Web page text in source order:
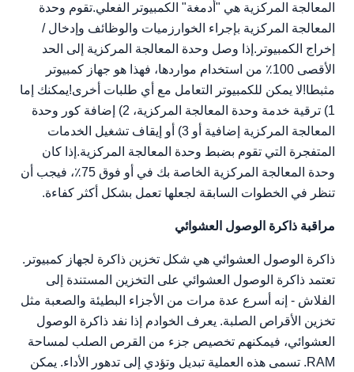
المعالجة المركزية هي "أدمغة" الكمبيوتر الفعلي.تقوم وحدة
المعالجة المركزية بإجراء الخوارزميات والوظائف وإدخال /
إخراج الكمبيوتر.إذا وصل وحدة المعالجة المركزية إلى الحد
الأقصى 100٪ من استخدام مواردها، فهذا هو جهاز كمبيوتر
مثبطا!لا يمكن للكمبيوتر التعامل مع أي طلبات أخرى!يمكنك إما
1) ترقية خدمة وحدة المعالجة المركزية، 2) إضافة كور وحدة
المعالجة المركزية إضافية أو 3) أو إيقاف تشغيل الخدمات
المتفجرة التي تقوم بضبط وحدة المعالجة المركزية.إذا كان
وحدة المعالجة المركزية الخاصة بك في أو فوق 75٪، فيجب أن
تنظر في الخطوات السابقة لجعلها تعمل بشكل أكثر كفاءة.
مراقبة ذاكرة الوصول العشوائي
ذاكرة الوصول العشوائي هي شكل تخزين ذاكرة لجهاز كمبيوتر.
تعتمد ذاكرة الوصول العشوائي على التخزين المستندة إلى
الفلاش - إنه أسرع عدة مرات من الأجزاء البطيئة والصعبة مثل
تخزين الأقراص الصلبة. يعرف الخوادم إذا نفد ذاكرة الوصول
العشوائي، فيمكنهم تخصيص جزء من القرص الصلب لمساحة
RAM. تسمى هذه العملية تبديل وتؤدي إلى تدهور الأداء. يمكن